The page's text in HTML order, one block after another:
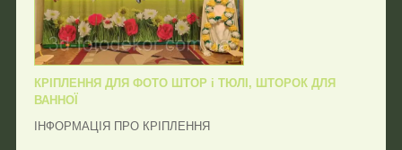
КРІПЛЕННЯ ДЛЯ ФОТО ШТОР і ТЮЛІ, ШТОРОК ДЛЯ
ВАННОЇ
ІНФОРМАЦІЯ ПРО КРІПЛЕННЯ